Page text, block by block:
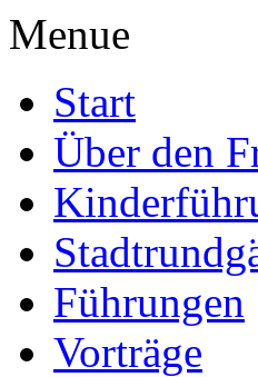
Menue
Start
Über den
Führungen
Vorträge